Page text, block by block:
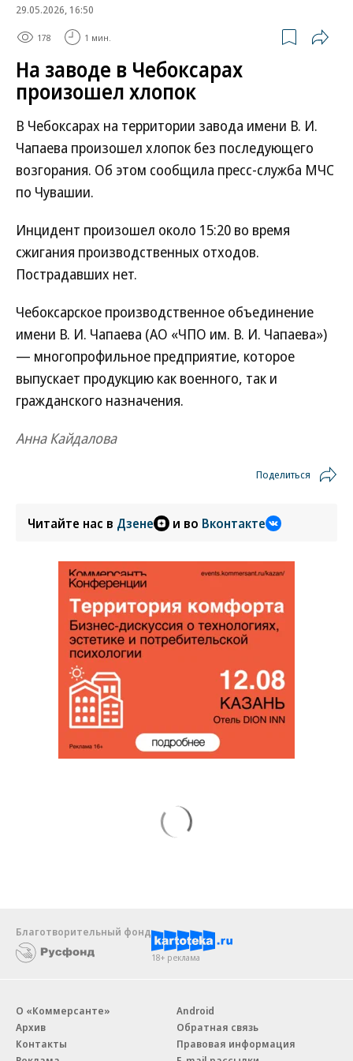
29.05.2026, 16:50
178 1 мин.
На заводе в Чебоксарах
произошел хлопок
В Чебоксарах на территории завода имени В. И.
Чапаева произошел хлопок без последующего
возгорания. Об этом сообщила пресс-служба МЧС
по Чувашии.
Инцидент произошел около 15:20 во время
сжигания производственных отходов.
Пострадавших нет.
Чебоксарское производственное объединение
имени В. И. Чапаева (АО «ЧПО им. В. И. Чапаева»)
— многопрофильное предприятие, которое
выпускает продукцию как военного, так и
гражданского назначения.
Анна Кайдалова
Поделиться
Читайте нас в Дзене и во Вконтакте
Благотворительный фонд
18+ реклама
О «Коммерсанте»
Архив
Контакты
Android
Обратная связь
Правовая информация